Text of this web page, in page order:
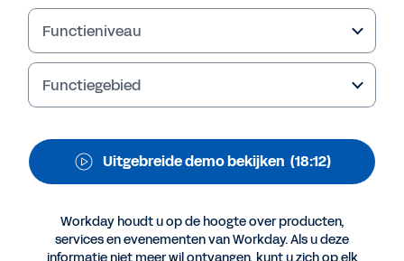
Meer resources
Functieniveau
Functiegebied
Uitgebreide demo bekijken (18:12)
Workday houdt u op de hoogte over producten,
services en evenementen van Workday. Als u deze